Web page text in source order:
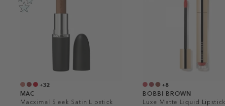
+32
MAC
Macximal Sleek Satin Lipstick
+8
BOBBI BROWN
Luxe Matte Liquid Lipstick